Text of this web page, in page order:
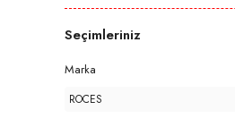
Seçimleriniz
Marka
ROCES